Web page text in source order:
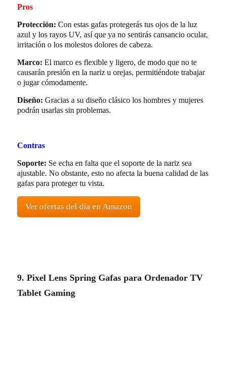
Pros
Protección: Con estas gafas protegerás tus ojos de la luz
azul y los rayos UV, así que ya no sentirás cansancio ocular,
irritación o los molestos dolores de cabeza.
Marco: El marco es flexible y ligero, de modo que no te
causarán presión en la nariz u orejas, permitiéndote trabajar
o jugar cómodamente.
Diseño: Gracias a su diseño clásico los hombres y mujeres
podrán usarlas sin problemas.
Contras
Soporte: Se echa en falta que el soporte de la nariz sea
ajustable. No obstante, esto no afecta la buena calidad de las
gafas para proteger tu vista.
Ver ofertas del día en Amazon
9. Pixel Lens Spring Gafas para Ordenador TV
Tablet Gaming